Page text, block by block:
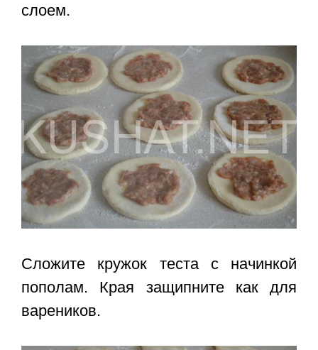
слоем.
Сложите кружок теста с начинкой
пополам. Края защипните как для
вареников.